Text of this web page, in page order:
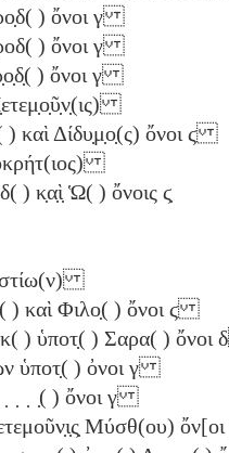
) ὄνοι γ
) ὄνοι γ
) ὄνοι γ
καὶ Δίδυ̣μ̣ο̣(ς) ὄνοι ϛ
) κ̣α̣ὶ̣ Ὡ( ) ὄνοις ϛ̣
καὶ Φιλο̣( ) ὄνοι ϛ
) ὑποτ̣( ) Σαρα( ) ὄνοι δ
ὑποτ̣( ) ὀνοι γ
̣( ) ὄνοι γ
Μύσθ(ου)